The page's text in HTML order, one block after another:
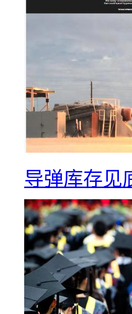
导弹库存见